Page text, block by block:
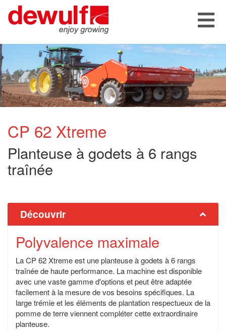
CP 62 Xtreme
Planteuse à godets à 6 rangs
traînée
Découvrir
Polyvalence maximale
La CP 62 Xtreme est une planteuse à godets à 6 rangs
traînée de haute performance. La machine est disponible
avec une vaste gamme d'options et peut être adaptée
facilement à la mesure de vos besoins spécifiques. La
large trémie et les éléments de plantation respectueux de la
pomme de terre viennent compléter cette extraordinaire
planteuse.